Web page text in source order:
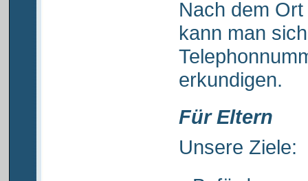
Nach dem
kann man
erkundigen.
Für Eltern
Unsere Ziele: